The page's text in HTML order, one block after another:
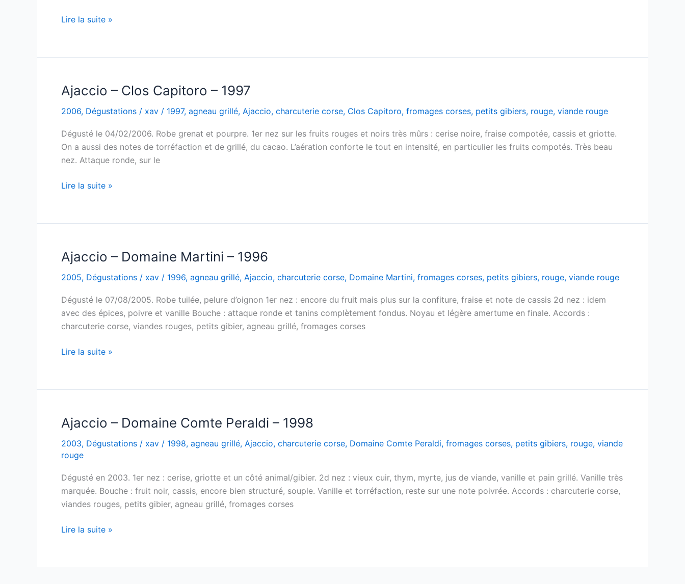
Ajaccio
Comte
–
1998
Lire la suite »
Ajaccio – Clos Capitoro – 1997
2006, Dégustations / xav / 1997, agneau grillé, Ajaccio, charcuterie corse, Clos Capitoro, fromages corses, petits gibiers, rouge, viande rouge
Dégusté le 04/02/2006. Robe grenat et pourpre. 1er nez sur les fruits rouges et noirs très mûrs : cerise noire, fraise compotée, cassis et griotte.
On a aussi des notes de torréfaction et de grillé, du cacao. L’aération conforte le tout en intensité, en particulier les fruits compotés. Très beau
nez. Attaque ronde, sur le
Ajaccio
Capitoro
1997
Lire la suite »
Ajaccio – Domaine Martini – 1996
2005, Dégustations / xav / 1996, agneau grillé, Ajaccio, charcuterie corse, Domaine Martini, fromages corses, petits gibiers, rouge, viande rouge
Dégusté le 07/08/2005. Robe tuilée, pelure d’oignon 1er nez : encore du fruit mais plus sur la confiture, fraise et note de cassis 2d nez : idem
avec des épices, poivre et vanille Bouche : attaque ronde et tanins complètement fondus. Noyau et légère amertume en finale. Accords :
charcuterie corse, viandes rouges, petits gibier, agneau grillé, fromages corses
Ajaccio
Martini
1996
Lire la suite »
Ajaccio – Domaine Comte Peraldi – 1998
2003, Dégustations / xav / 1998, agneau grillé, Ajaccio, charcuterie corse, Domaine Comte Peraldi, fromages corses, petits gibiers, rouge, viande
rouge
Dégusté en 2003. 1er nez : cerise, griotte et un côté animal/gibier. 2d nez : vieux cuir, thym, myrte, jus de viande, vanille et pain grillé. Vanille très
marquée. Bouche : fruit noir, cassis, encore bien structuré, souple. Vanille et torréfaction, reste sur une note poivrée. Accords : charcuterie corse,
viandes rouges, petits gibier, agneau grillé, fromages corses
Ajaccio
Lire la suite »